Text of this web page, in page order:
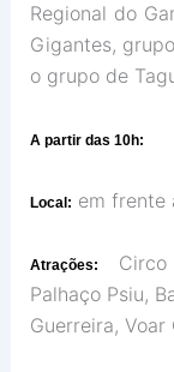
Regional do
Gigantes,
o grupo de
A partir das 10h:
Local: em frente
Atrações:
Circo
Palhaço Psiu,
Guerreira,